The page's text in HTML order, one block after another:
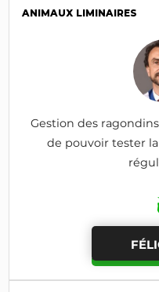
ANIMAUX LIMINAIRES
Gestion des
de pouvoir tester